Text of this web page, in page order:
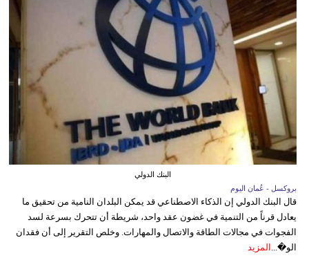
البنك الدولي
بروكسل - عُمان اليوم
قال البنك الدولي إن الذكاء الاصطناعي قد يمكن البلدان النامية من تحقيق ما
يعادل قرناً من التنمية في غضون عقد واحد، شريطة أن تتحرك بسرعة لسد
الفجوات في مجالات الطاقة والاتصال والمهارات. وخلص التقرير إلى أن فقدان
الو�... المزيد